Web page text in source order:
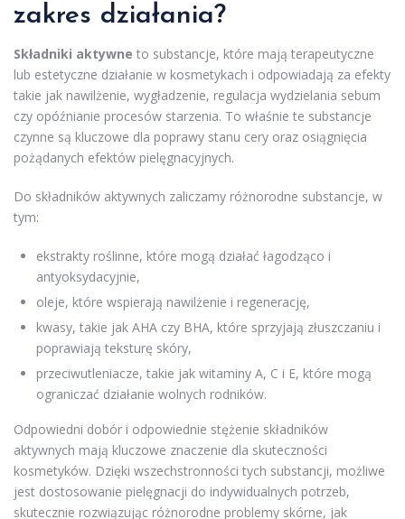
zakres działania?
Składniki aktywne to substancje, które mają terapeutyczne
lub estetyczne działanie w kosmetykach i odpowiadają za efekty
takie jak nawilżenie, wygładzenie, regulacja wydzielania sebum
czy opóźnianie procesów starzenia. To właśnie te substancje
czynne są kluczowe dla poprawy stanu cery oraz osiągnięcia
pożądanych efektów pielęgnacyjnych.
Do składników aktywnych zaliczamy różnorodne substancje, w
tym:
ekstrakty roślinne, które mogą działać łagodząco i
antyoksydacyjnie,
oleje, które wspierają nawilżenie i regenerację,
kwasy, takie jak AHA czy BHA, które sprzyjają złuszczaniu i
poprawiają teksturę skóry,
przeciwutleniacze, takie jak witaminy A, C i E, które mogą
ograniczać działanie wolnych rodników.
Odpowiedni dobór i odpowiednie stężenie składników
aktywnych mają kluczowe znaczenie dla skuteczności
kosmetyków. Dzięki wszechstronności tych substancji, możliwe
jest dostosowanie pielęgnacji do indywidualnych potrzeb,
skutecznie rozwiązując różnorodne problemy skórne, jak